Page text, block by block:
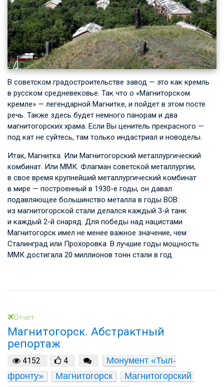
В советском градостроительстве завод — это как кремль
в русском средневековье. Так что о «Магниторском
кремле» — легендарной Магнитке, и пойдет в этом посте
речь. Также здесь будет немного панорам и два
магнитогорских храма. Если Вы ценитель прекрасного —
под кат не суйтесь, там только индастриал и новоделы.
Итак, Магнитка. Или Магнитогорский металлургический
комбинат. Или ММК. Флагман советской металлургии,
в свое время крупнейший металлургический комбинат
в мире — построенный в 1930-е годы, он давал
подавляющее большинство металла в годы ВОВ:
из магнитогорской стали делался каждый 3-й танк
и каждый 2-й снаряд. Для победы над нацистами
Магнитогорск имел не менее важное значение, чем
Сталинград или Прохоровка. В лучшие годы мощность
ММК достигала 20 миллионов тонн стали в год.
Отчет
Магнитогорск. Абстрактный
репортаж
4152 4
Монумент «Тыл-
фронту»
Магнитогорск
Магнитогорский